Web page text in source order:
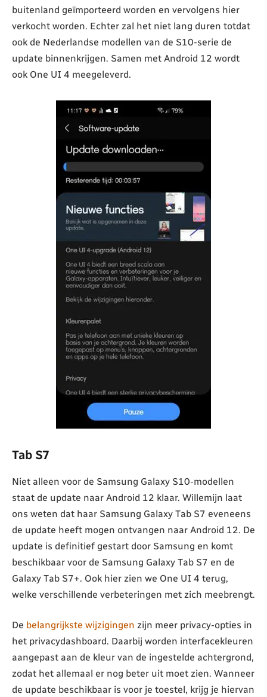
buitenland geïmporteerd worden en vervolgens hier
verkocht worden. Echter zal het niet lang duren totdat
ook de Nederlandse modellen van de S10-serie de
update binnenkrijgen. Samen met Android 12 wordt
ook One UI 4 meegeleverd.
Tab S7
Niet alleen voor de Samsung Galaxy S10-modellen
staat de update naar Android 12 klaar. Willemijn laat
ons weten dat haar Samsung Galaxy Tab S7 eveneens
de update heeft mogen ontvangen naar Android 12. De
update is definitief gestart door Samsung en komt
beschikbaar voor de Samsung Galaxy Tab S7 en de
Galaxy Tab S7+. Ook hier zien we One UI 4 terug,
welke verschillende verbeteringen met zich meebrengt.
De belangrijkste wijzigingen zijn meer privacy-opties in
het privacydashboard. Daarbij worden interfacekleuren
aangepast aan de kleur van de ingestelde achtergrond,
zodat het allemaal er nog beter uit moet zien. Wanneer
de update beschikbaar is voor je toestel, krijg je hiervan